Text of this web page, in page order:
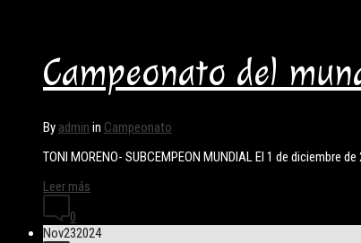
Campeonato del
By admin in Campeonato
TONI MORENO- SUBCEMPEON MUNDIAL El 1 de
Leer más
0
Nov232024